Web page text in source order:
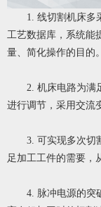
1. 线切割机床多采
工艺数据库，系统能
量、简化操作的目的。
2. 机床电路为满足
进行调节，采用交流
3. 可实现多次切割
足加工工件的需要，
4. 脉冲电源的突破